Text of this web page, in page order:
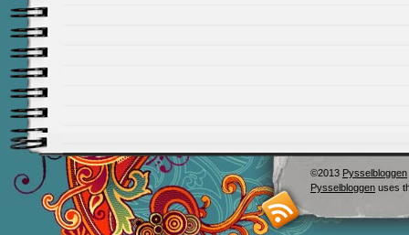
©2013 Pysselbloggen
Pysselbloggen uses